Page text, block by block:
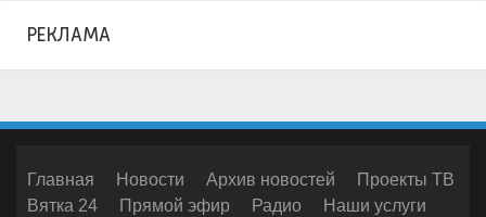
РЕКЛАМА
Главная Новости Архив новостей
Проекты ТВ
Вятка 24
Прямой эфир Радио
Наши услуги